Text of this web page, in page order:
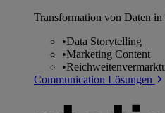
Transformation von Daten
•Data Storytelling
•Marketing Content
•
Communication Lösungen